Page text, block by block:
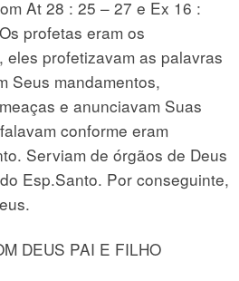
At 28 : 25 – 27 e Ex 16 :
profetas eram os
eles profetizavam as palavras
Seus mandamentos,
e anunciavam Suas
conforme eram
Serviam de órgãos de Deus
Esp.Santo. Por conseguinte,
DEUS PAI E FILHO